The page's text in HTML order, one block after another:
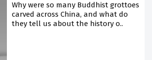
Why were so many Buddhist grottoes
carved across China, and what do
they tell us about the history o..